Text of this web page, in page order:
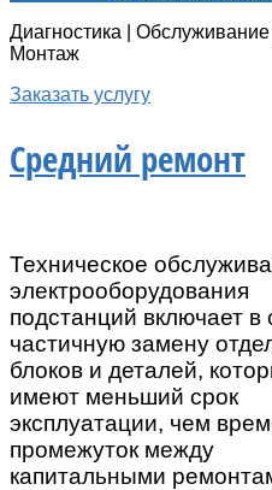
Диагностика | Обслуживание
Монтаж
Заказать услугу
Средний ремонт
Техническое
электрооборудования
подстанций включает в
частичную замену
блоков и деталей,
имеют меньший срок
эксплуатации, чем
промежуток между
капитальными